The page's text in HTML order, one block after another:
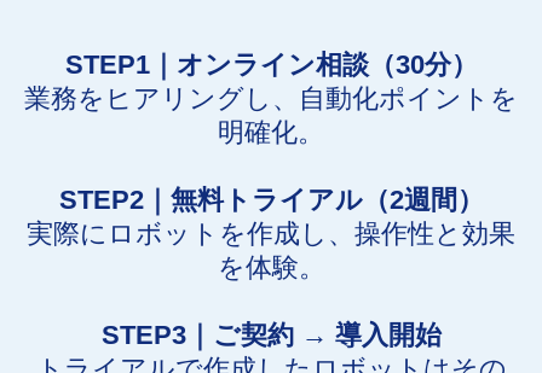
STEP1｜オンライン相談（30分）
業務をヒアリングし、自動化ポイントを
明確化。
STEP2｜無料トライアル（2週間）
実際にロボットを作成し、操作性と効果
を体験。
STEP3｜ご契約 → 導入開始